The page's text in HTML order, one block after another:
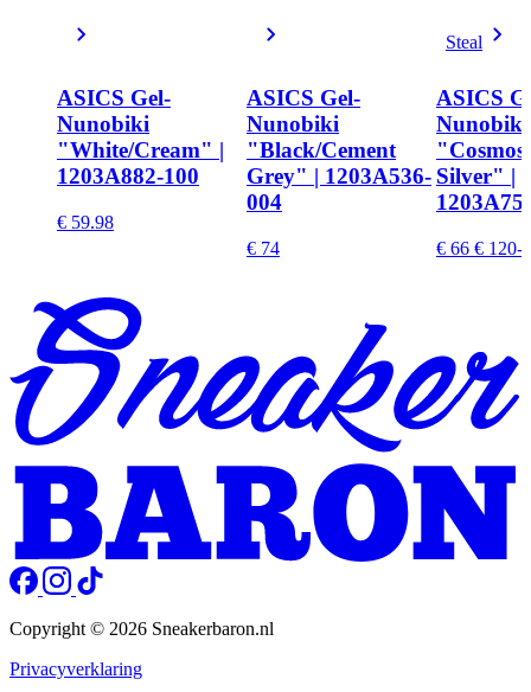
ASICS Gel-
Nunobiki
"White/Cream" |
1203A882-100
€ 59.98
ASICS Gel-
Nunobiki
"Black/Cement
Grey" | 1203A536-
004
€ 74
Steal
ASICS
Nunobiki
Silver" |
€ 66 € 120-
Copyright © 2026 Sneakerbaron.nl
Privacyverklaring